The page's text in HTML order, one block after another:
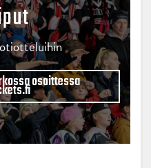
osoittessa